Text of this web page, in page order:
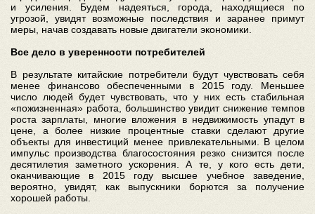
и усиления. Будем надеяться, города, находящиеся по
угрозой, увидят возможные последствия и заранее примут
меры, начав создавать новые двигатели экономики.
Все дело в уверенности потребителей
В результате китайские потребители будут чувствовать себя
менее финансово обеспеченными в 2015 году. Меньшее
число людей будет чувствовать, что у них есть стабильная
«пожизненная» работа, большинство увидит снижение темпов
роста зарплаты, многие вложения в недвижимость упадут в
цене, а более низкие процентные ставки сделают другие
объекты для инвестиций менее привлекательными. В целом
импульс производства благосостояния резко снизится после
десятилетия заметного ускорения. А те, у кого есть дети,
оканчивающие в 2015 году высшее учебное заведение,
вероятно, увидят, как выпускники борются за получение
хорошей работы.